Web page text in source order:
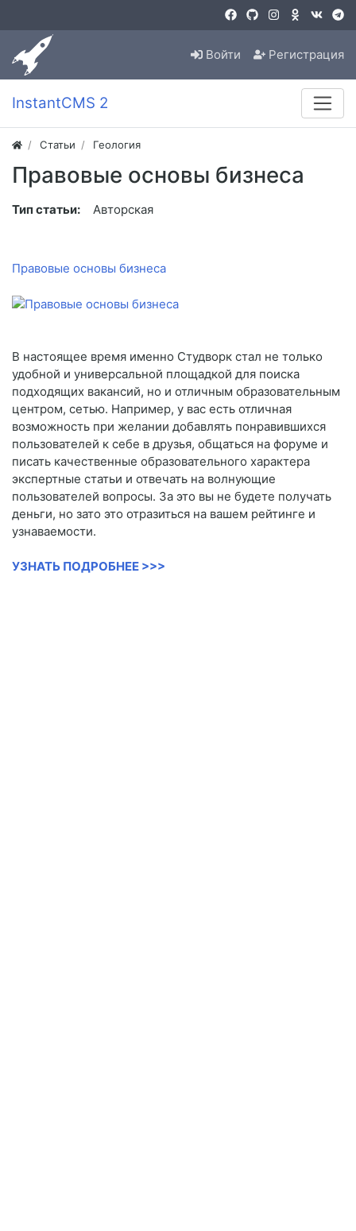
Войти Регистрация
InstantCMS 2
Статьи Геология
Правовые основы бизнеса
Тип статьи: Авторская
Правовые основы бизнеса
В настоящее время именно Студворк стал не только
удобной и универсальной площадкой для поиска
подходящих вакансий, но и отличным образовательным
центром, сетью. Например, у вас есть отличная
возможность при желании добавлять понравившихся
пользователей к себе в друзья, общаться на форуме и
писать качественные образовательного характера
экспертные статьи и отвечать на волнующие
пользователей вопросы. За это вы не будете получать
деньги, но зато это отразиться на вашем рейтинге и
узнаваемости.
УЗНАТЬ ПОДРОБНЕЕ >>>